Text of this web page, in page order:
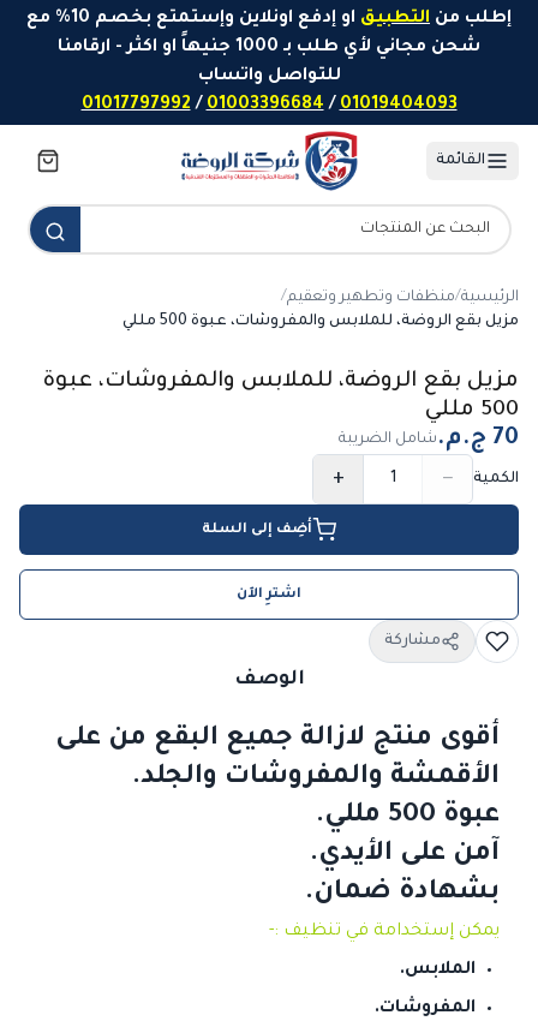
تخطَّ إلى المحتوى
إطلب من التطبيق
او إدفع اونلاين وإستمتع بخصم 10% مع
شحن مجاني لأي طلب بـ 1000 جنيهاً او اكثر - ارقامنا
للتواصل واتساب
01019404093
/
01003396684
/
01017797992
القائمة
الرئيسية/منظفات وتطهير وتعقيم/
مزيل بقع الروضة، للملابس والمفروشات، عبوة 500 مللي
مزيل بقع الروضة، للملابس والمفروشات، عبوة
500 مللي
شامل الضريبة
الكمية −
+
أضِف إلى السلة
اشترِ الآن
مشاركة
الوصف
أقوى منتج لازالة جميع البقع من على
الأقمشة والمفروشات والجلد.
عبوة 500 مللي.
آمن على الأيدي.
بشهادة ضمان.
يمكن إستخدامة في تنظيف :-
الملابس.
المفروشات.